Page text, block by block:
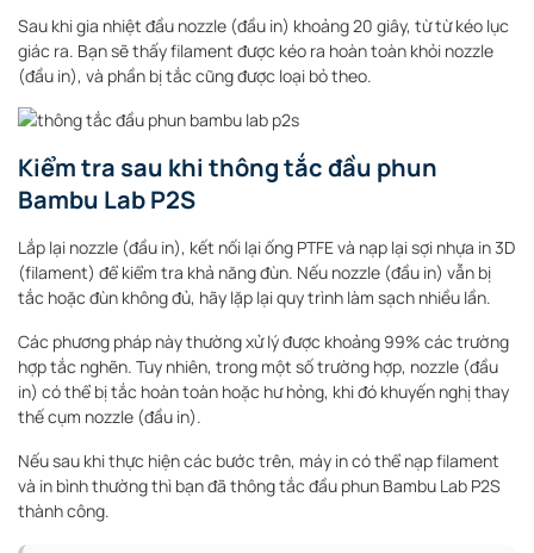
Sau khi gia nhiệt đầu nozzle (đầu in) khoảng 20 giây, từ từ kéo lục
giác ra. Bạn sẽ thấy filament được kéo ra hoàn toàn khỏi nozzle
(đầu in), và phần bị tắc cũng được loại bỏ theo.
Kiểm tra sau khi thông tắc đầu phun
Bambu Lab P2S
Lắp lại nozzle (đầu in), kết nối lại ống PTFE và nạp lại sợi nhựa in 3D
(filament) để kiểm tra khả năng đùn. Nếu nozzle (đầu in) vẫn bị
tắc hoặc đùn không đủ, hãy lặp lại quy trình làm sạch nhiều lần.
Các phương pháp này thường xử lý được khoảng 99% các trường
hợp tắc nghẽn. Tuy nhiên, trong một số trường hợp, nozzle (đầu
in) có thể bị tắc hoàn toàn hoặc hư hỏng, khi đó khuyến nghị thay
thế cụm nozzle (đầu in).
Nếu sau khi thực hiện các bước trên, máy in có thể nạp filament
và in bình thường thì bạn đã thông tắc đầu phun Bambu Lab P2S
thành công.